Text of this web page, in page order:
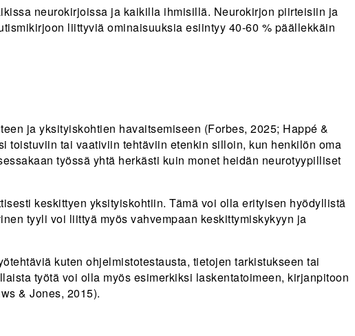
neurokirjoissa ja kaikilla ihmisillä. Neurokirjon piirteisiin ja
liittyviä ominaisuuksia esiintyy 40-60 % päällekkäin
ja yksityiskohtien havaitsemiseen (Forbes, 2025; Happé &
toistuviin tai vaativiin tehtäviin etenkin silloin, kun henkilön oma
työssä yhtä herkästi kuin monet heidän neurotyypilliset
keskittyen yksityiskohtiin. Tämä voi olla erityisen hyödyllistä
tyyli voi liittyä myös vahvempaan keskittymiskykyyn ja
kuten ohjelmistotestausta, tietojen tarkistukseen tai
työtä voi olla myös esimerkiksi laskentatoimeen, kirjanpitoon
& Jones, 2015).